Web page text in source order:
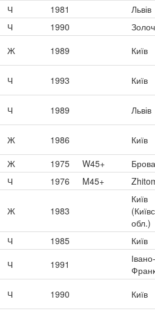
Ч 1981
Львів
Ч 1990
Ж 1989 Київ
Ч 1993 Київ
Ч 1989 Львів
Ж 1986
Київ
Ж 1975 W45+
Ч 1976 M45+
Ж 1983
Київ
обл.)
Ч 1985
Київ
Ч 1991
Івано-
Ч 1990 Київ